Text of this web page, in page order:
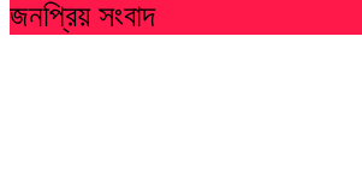
জনপ্রিয় সংবাদ